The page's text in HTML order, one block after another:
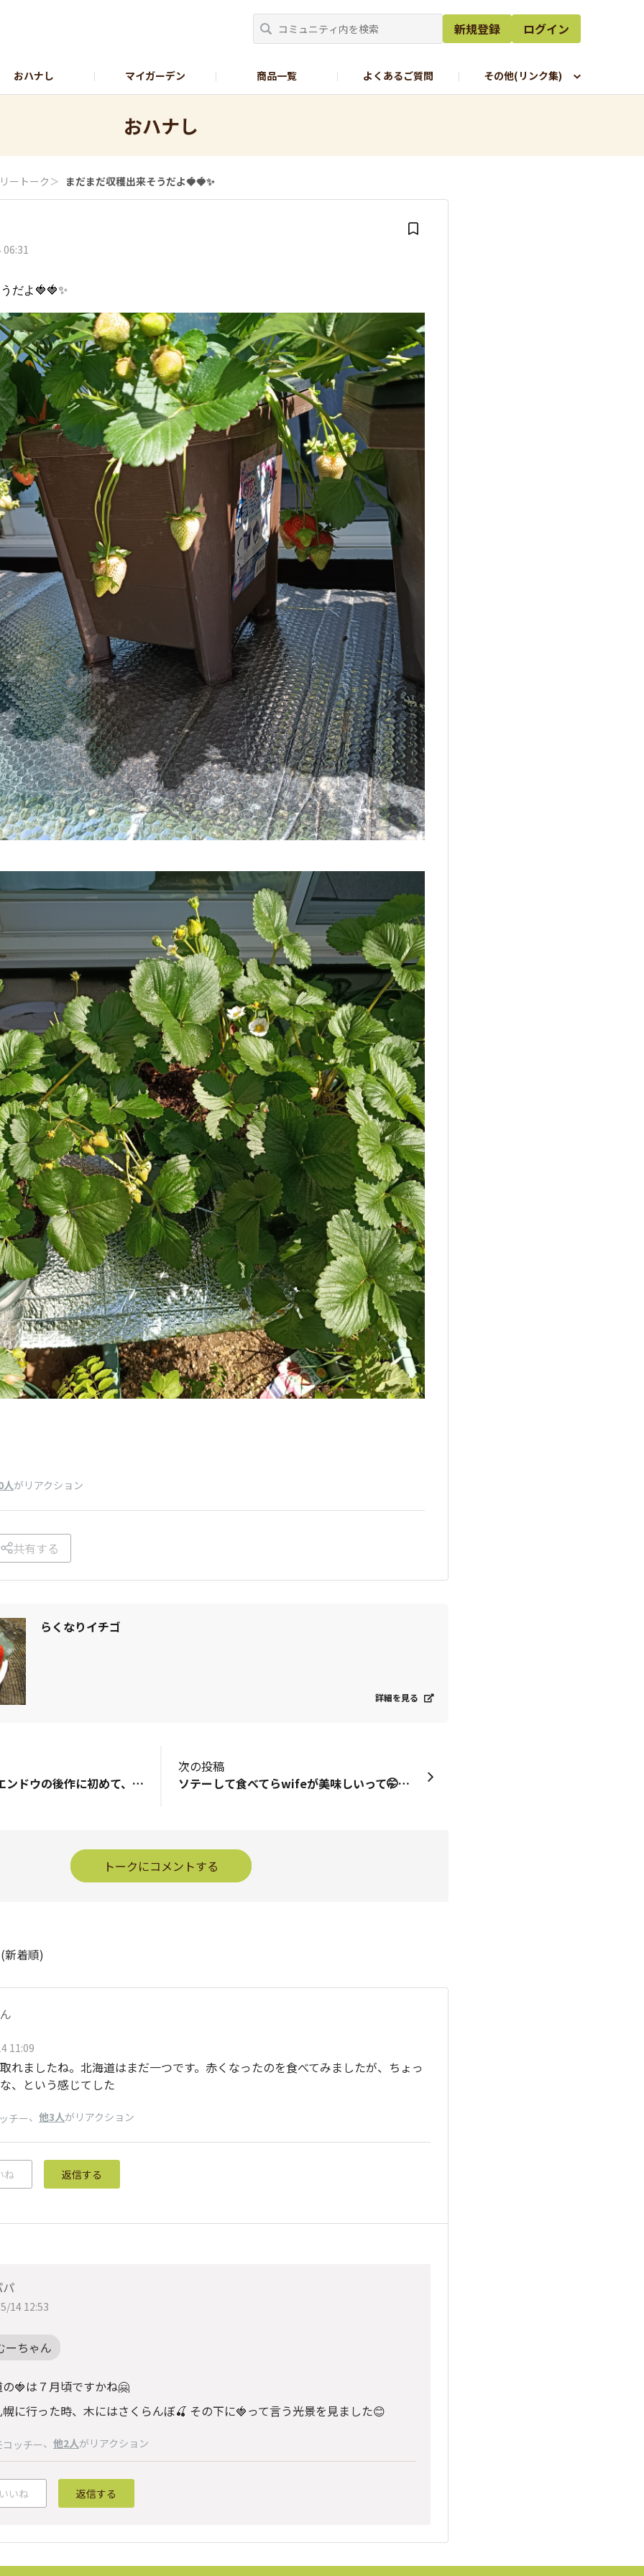
新規登録 ログイン
おハナし マイガーデン 商品一覧 よくあるご質問 その他(リンク集)
おハナし
ートーク ＞ まだまだ収穫出来そうだよ🍓🍓✨
だよ🍓🍓✨
人がリアクション
共有する
らくなりイチゴ
詳細を見る
マメ科のスナップエンドウの後作に初めて、サンフラさんの本気野菜٩(🔥ﾛ🔥)و ̑枝豆2種類を購入しました🤭水曜日が販売開始日だったので、フルトレイの中でチョイス🤗これから、摘芯～断根～仮植え～植付けってちょっと手間をかけないとね✋😅もぎたて３０分以内が一番美味しい枝豆なんだよね😅
次の投稿
ソテーして食べてらwifeが美味しいって🤭初採りサクサクししとうです👌
トークにコメントする
(新着順)
11:09
れましたね。北海道はまだ一つです。赤くなったのを食べてみましたが、ちょっ
、という感じてした
チー、 他3人がリアクション
ね 返信する
14 12:53
ーちゃん
🍓は７月頃ですかね🤗
に行った時、木にはさくらんぼ🍒 その下に🍓って言う光景を見ました😊
コッチー、 他2人がリアクション
いね 返信する